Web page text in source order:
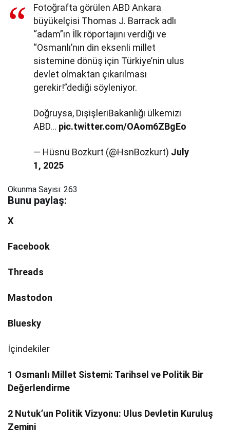
Fotoğrafta görülen ABD Ankara
büyükelçisi Thomas J. Barrack adlı
“adam”ın İlk röportajını verdiği ve
“Osmanlı’nın din eksenli millet
sistemine dönüş için Türkiye’nin ulus
devlet olmaktan çıkarılması
gerekir!”dediği söyleniyor.
Doğruysa, DışişleriBakanlığı ülkemizi
ABD… pic.twitter.com/OAom6ZBgEo
— Hüsnü Bozkurt (@HsnBozkurt) July
1, 2025
Okunma Sayısı: 263
Bunu paylaş:
X
Facebook
Threads
Mastodon
Bluesky
İçindekiler
1 Osmanlı Millet Sistemi: Tarihsel ve Politik Bir
Değerlendirme
2 Nutuk’un Politik Vizyonu: Ulus Devletin Kuruluş
Zemini